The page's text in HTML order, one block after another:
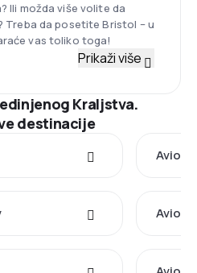
Ili možda više volite da
da posetite Bristol – u
vas toliko toga!
Prikaži više
Kraljstva.
destinacije
Avio
Avio